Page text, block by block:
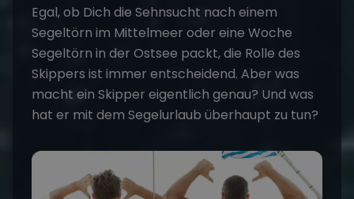
Egal, ob Dich die Sehnsucht nach einem
Segeltörn im Mittelmeer oder eine Woche
Segeltörn in der Ostsee packt, die Rolle des
Skippers ist immer entscheidend. Aber was
macht ein Skipper eigentlich genau? Und was
hat er mit dem Segelurlaub überhaupt zu tun?